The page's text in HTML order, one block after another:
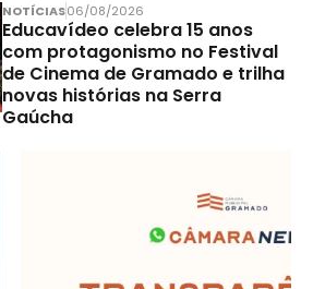
NOTÍCIAS06/08/2026
Educavídeo celebra 15 anos
com protagonismo no Festival
de Cinema de Gramado e trilha
novas histórias na Serra
Gaúcha